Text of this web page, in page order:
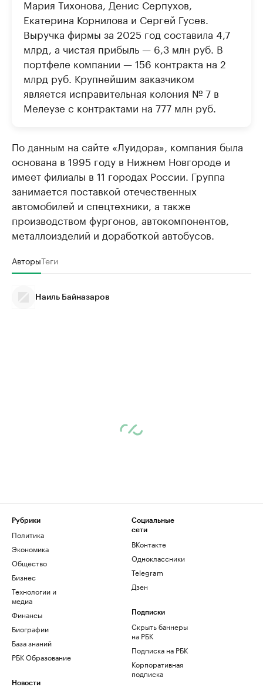
Мария Тихонова, Денис Серпухов,
Екатерина Корнилова и Сергей Гусев.
Выручка фирмы за 2025 год составила 4,7
млрд, а чистая прибыль — 6,3 млн руб. В
портфеле компании — 156 контракта на 2
млрд руб. Крупнейшим заказчиком
является исправительная колония № 7 в
Мелеузе с контрактами на 777 млн руб.
По данным на сайте «Луидора», компания была
основана в 1995 году в Нижнем Новгороде и
имеет филиалы в 11 городах России. Группа
занимается поставкой отечественных
автомобилей и спецтехники, а также
производством фургонов, автокомпонентов,
металлоизделий и доработкой автобусов.
АвторыТеги
Наиль Байназаров
Рубрики
Политика
Экономика
Общество
Бизнес
Технологии и
медиа
Финансы
Биографии
База знаний
РБК Образование
Новости
Социальные
сети
ВКонтакте
Одноклассники
Telegram
Дзен
Подписки
Скрыть баннеры
на РБК
Подписка на РБК
Корпоративная
подписка